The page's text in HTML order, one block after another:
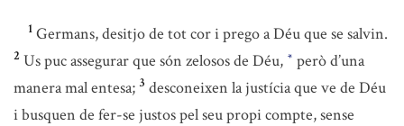
1 Germans, desitjo de tot cor i prego a Déu que se salvin.
2 Us puc assegurar que són zelosos de Déu, * però d’una
manera mal entesa; 3 desconeixen la justícia que ve de Déu
i busquen de fer-se justos pel seu propi compte, sense